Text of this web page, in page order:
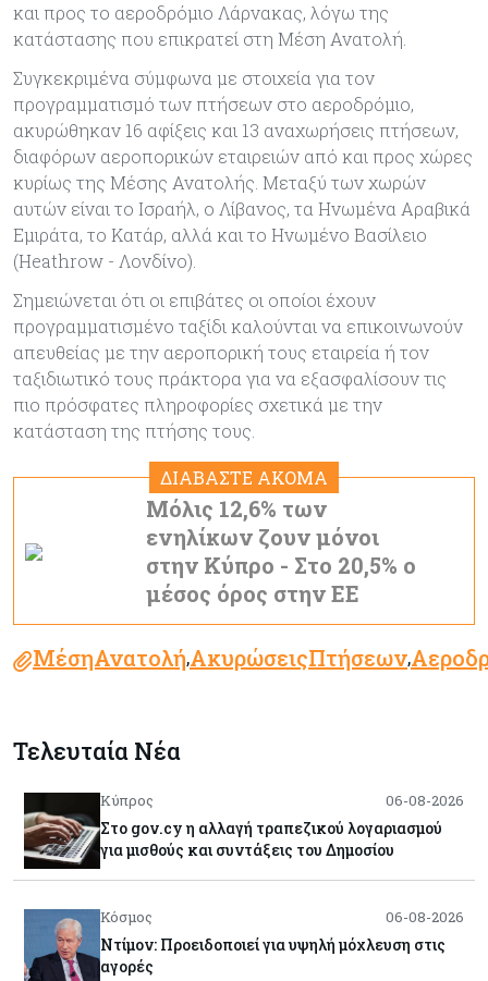
και προς το αεροδρόμιο Λάρνακας, λόγω της
κατάστασης που επικρατεί στη Μέση Ανατολή.
Συγκεκριμένα σύμφωνα με στοιχεία για τον
προγραμματισμό των πτήσεων στο αεροδρόμιο,
ακυρώθηκαν 16 αφίξεις και 13 αναχωρήσεις πτήσεων,
διαφόρων αεροπορικών εταιρειών από και προς χώρες
κυρίως της Μέσης Ανατολής. Μεταξύ των χωρών
αυτών είναι το Ισραήλ, ο Λίβανος, τα Ηνωμένα Αραβικά
Εμιράτα, το Κατάρ, αλλά και το Ηνωμένο Βασίλειο
(Heathrow - Λονδίνο).
Σημειώνεται ότι οι επιβάτες οι οποίοι έχουν
προγραμματισμένο ταξίδι καλούνται να επικοινωνούν
απευθείας με την αεροπορική τους εταιρεία ή τον
ταξιδιωτικό τους πράκτορα για να εξασφαλίσουν τις
πιο πρόσφατες πληροφορίες σχετικά με την
κατάσταση της πτήσης τους.
ΔΙΑΒΑΣΤΕ ΑΚΟΜΑ
Μόλις 12,6% των
ενηλίκων ζουν μόνοι
στην Κύπρο - Στο 20,5% ο
μέσος όρος στην ΕΕ
ΜέσηΑνατολή,ΑκυρώσειςΠτήσεων,
Τελευταία Νέα
Κύπρος 06-08-2026
Στο gov.cy η αλλαγή τραπεζικού λογαριασμού
για μισθούς και συντάξεις του Δημοσίου
Κόσμος 06-08-2026
Ντίμον: Προειδοποιεί για υψηλή μόχλευση στις
αγορές